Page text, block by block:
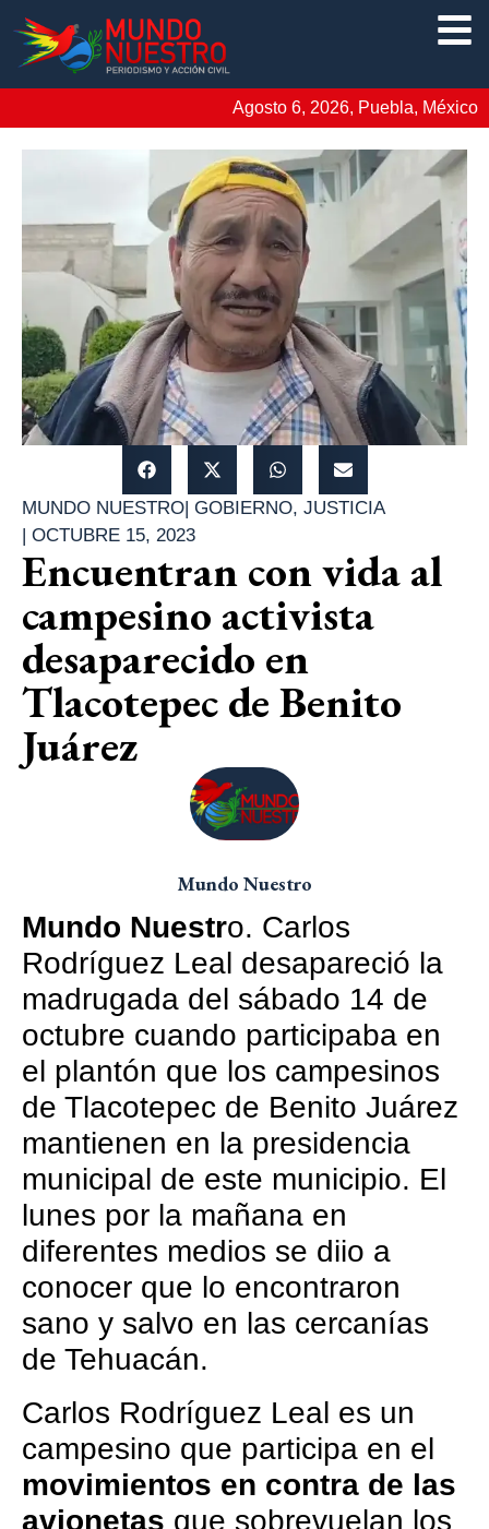
Agosto 6, 2026, Puebla, México
MUNDO NUESTRO| GOBIERNO, JUSTICIA
| OCTUBRE 15, 2023
Encuentran con vida al
campesino activista
desaparecido en
Tlacotepec de Benito
Juárez
Mundo Nuestro
Mundo Nuestro. Carlos
Rodríguez Leal desapareció la
madrugada del sábado 14 de
octubre cuando participaba en
el plantón que los campesinos
de Tlacotepec de Benito Juárez
mantienen en la presidencia
municipal de este municipio. El
lunes por la mañana en
diferentes medios se diio a
conocer que lo encontraron
sano y salvo en las cercanías
de Tehuacán.
Carlos Rodríguez Leal es un
campesino que participa en el
movimientos en contra de las
avionetas que sobrevuelan los